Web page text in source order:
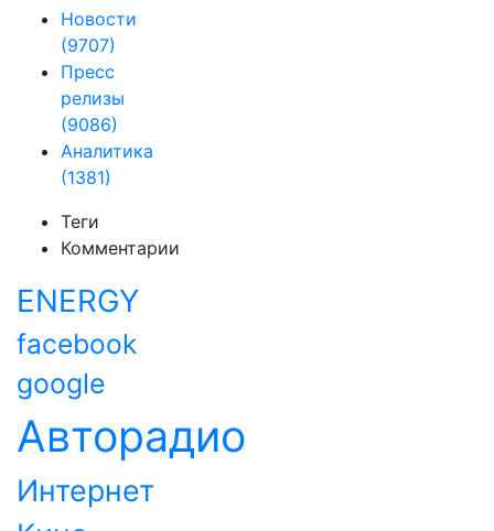
Новости
(9707)
Пресс
релизы
(9086)
Аналитика
(1381)
Теги
Комментарии
ENERGY
facebook
google
Авторадио
Интернет